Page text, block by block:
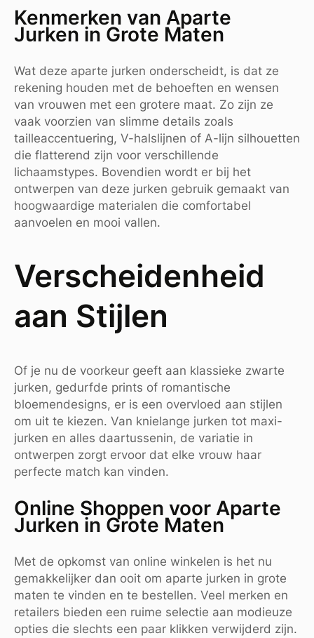
Kenmerken van Aparte
Jurken in Grote Maten
Wat deze aparte jurken onderscheidt, is dat ze
rekening houden met de behoeften en wensen
van vrouwen met een grotere maat. Zo zijn ze
vaak voorzien van slimme details zoals
tailleaccentuering, V-halslijnen of A-lijn silhouetten
die flatterend zijn voor verschillende
lichaamstypes. Bovendien wordt er bij het
ontwerpen van deze jurken gebruik gemaakt van
hoogwaardige materialen die comfortabel
aanvoelen en mooi vallen.
Verscheidenheid
aan Stijlen
Of je nu de voorkeur geeft aan klassieke zwarte
jurken, gedurfde prints of romantische
bloemendesigns, er is een overvloed aan stijlen
om uit te kiezen. Van knielange jurken tot maxi-
jurken en alles daartussenin, de variatie in
ontwerpen zorgt ervoor dat elke vrouw haar
perfecte match kan vinden.
Online Shoppen voor Aparte
Jurken in Grote Maten
Met de opkomst van online winkelen is het nu
gemakkelijker dan ooit om aparte jurken in grote
maten te vinden en te bestellen. Veel merken en
retailers bieden een ruime selectie aan modieuze
opties die slechts een paar klikken verwijderd zijn.